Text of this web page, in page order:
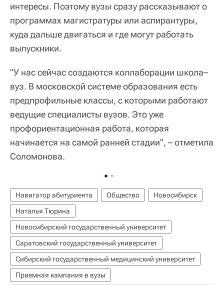
интересы. Поэтому вузы сразу рассказывают о
программах магистратуры или аспирантуры,
куда дальше двигаться и где могут работать
выпускники.
"У нас сейчас создаются коллаборации школа–
вуз. В московской системе образования есть
предпрофильные классы, с которыми работают
ведущие специалисты вузов. Это уже
профориентационная работа, которая
начинается на самой ранней стадии", – отметила
Соломонова.
Навигатор абитуриента Общество
Новосибирск
Наталья Тюрина
Новосибирский государственный университет
Саратовский государственный университет
Сибирский государственный медицинский университет
Приемная кампания в вузы